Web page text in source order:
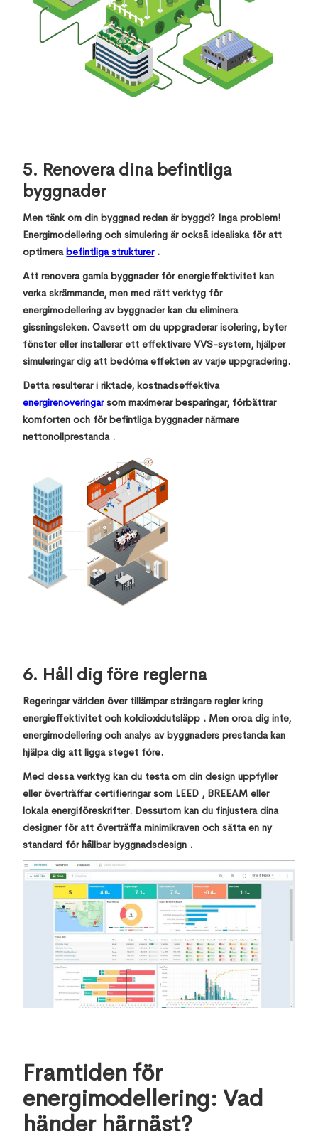
5. Renovera dina befintliga
byggnader
Men tänk om din byggnad redan är byggd? Inga problem!
Energimodellering och simulering är också idealiska för att
optimerabefintliga strukturer.
Att renovera gamla byggnader för energieffektivitet kan
verka skrämmande, men med rätt verktyg för
energimodellering av byggnader kan du eliminera
gissningsleken. Oavsett om du uppgraderar isolering, byter
fönster eller installerar ett effektivare VVS-system, hjälper
simuleringar dig att bedöma effekten av varje uppgradering.
Detta resulterar i riktade, kostnadseffektiva
energirenoveringarsom maximerar besparingar, förbättrar
komforten och för befintliga byggnader närmare
nettonollprestanda .
6. Håll dig före reglerna
Regeringar världen över tillämpar strängare regler kring
energieffektivitet och koldioxidutsläpp . Men oroa dig inte,
energimodellering och analys av byggnaders prestanda kan
hjälpa dig att ligga steget före.
Med dessa verktyg kan du testa om din design uppfyller
eller överträffar certifieringar som LEED , BREEAM eller
lokala energiföreskrifter. Dessutom kan du finjustera dina
designer för att överträffa minimikraven och sätta en ny
standard för hållbar byggnadsdesign .
Framtiden för
energimodellering: Vad
händer härnäst?